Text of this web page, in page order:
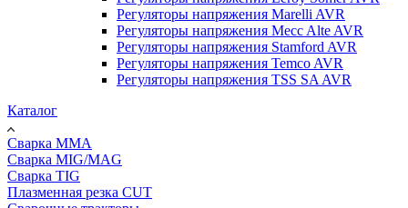
Регуляторы напряжения Marelli AVR
Регуляторы напряжения Mecc Alte AVR
Регуляторы напряжения Stamford AVR
Регуляторы напряжения Temco AVR
Регуляторы напряжения TSS SA AVR
Каталог
Сварка MMA
Сварка MIG/MAG
Сварка TIG
Плазменная резка CUT